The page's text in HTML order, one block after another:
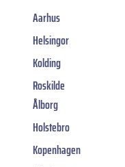
Aarhus
Helsingor
Kolding
Roskilde
Ålborg
Holstebro
Kopenhagen